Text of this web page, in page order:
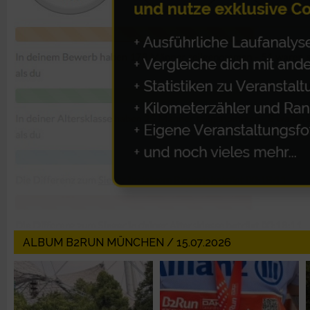
ALBUM B2RUN MÜNCHEN / 15.07.2026
IAB-Besonderheiten:
Geräte anhand von aktiv angeforderten Informationen
Nicht-IAB-Verarbeitungszwecke: